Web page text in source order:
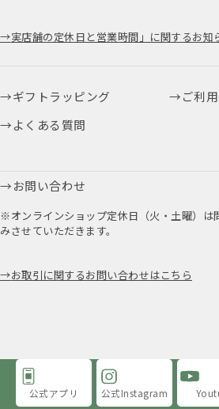
実店舗の定休日と営業時間」に関するお知
ギフトラッピング
ご利
よくある質問
お問い合わせ
※オンラインショップ定休日（火・土曜）は
みさせていただきます。
お取引に関するお問い合わせはこちら
公式アプリ 公式Instagram